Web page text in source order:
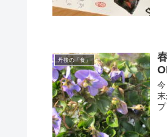
丹後の「食」